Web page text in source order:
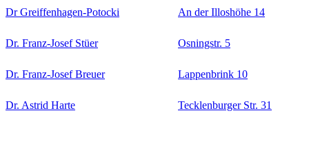
Dr Greiffenhagen-Potocki An der Illoshöhe 14
Dr. Franz-Josef Stüer Osningstr. 5
Dr. Franz-Josef Breuer Lappenbrink 10
Dr. Astrid Harte Tecklenburger Str. 31